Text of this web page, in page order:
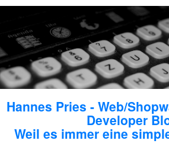
Hannes Pries - Web/
Developer
Weil es immer eine